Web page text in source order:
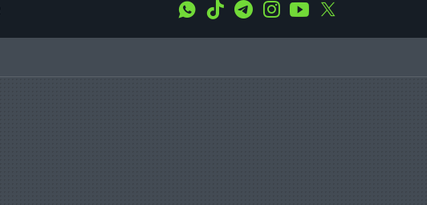
WhatsApp
Tiktok TelegramInstagramYoutube